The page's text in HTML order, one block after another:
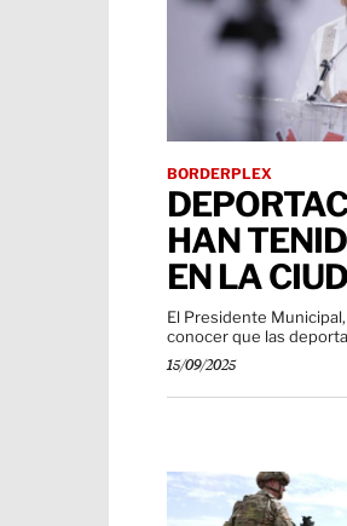
BORDERPLEX
HAN
EN LA
El Presidente
conocer que las
15/09/2025